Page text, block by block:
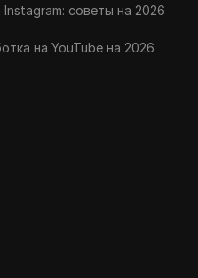
советы на 2026
на YouTube на 2026